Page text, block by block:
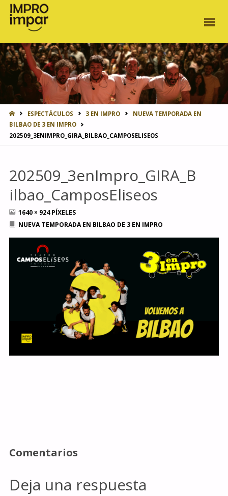
INICIOESPECTÁCULOS 3 EN IMPRO
NUEVA TEMPORADA EN
BILBAO DE 3 EN IMPRO
202509_3ENIMPRO_GIRA_BILBAO_CAMPOSELISEOS
202509_3enImpro_GIRA_B
ilbao_CamposEliseos
TAMAÑO
COMPLETO
1640 × 924PÍXELES
NUEVA TEMPORADA EN BILBAO DE 3 EN IMPRO
Comentarios
Deja una respuesta